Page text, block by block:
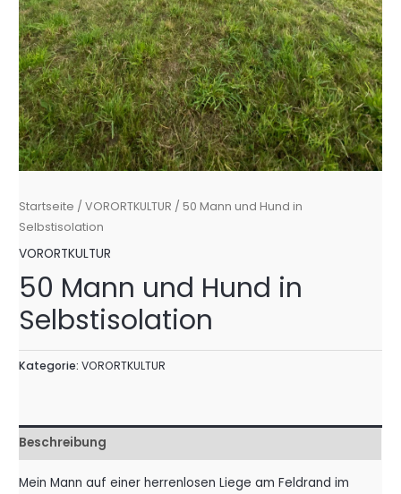
Startseite /VORORTKULTUR / 50 Mann und Hund in
Selbstisolation
VORORTKULTUR
50 Mann und Hund in
Selbstisolation
Kategorie:VORORTKULTUR
Beschreibung
Mein Mann auf einer herrenlosen Liege am Feldrand im